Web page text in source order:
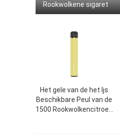
Rookwolkene sigaret
Het gele van de het Ijs
Beschikbare Peul van de
1500 Rookwolkencitroen